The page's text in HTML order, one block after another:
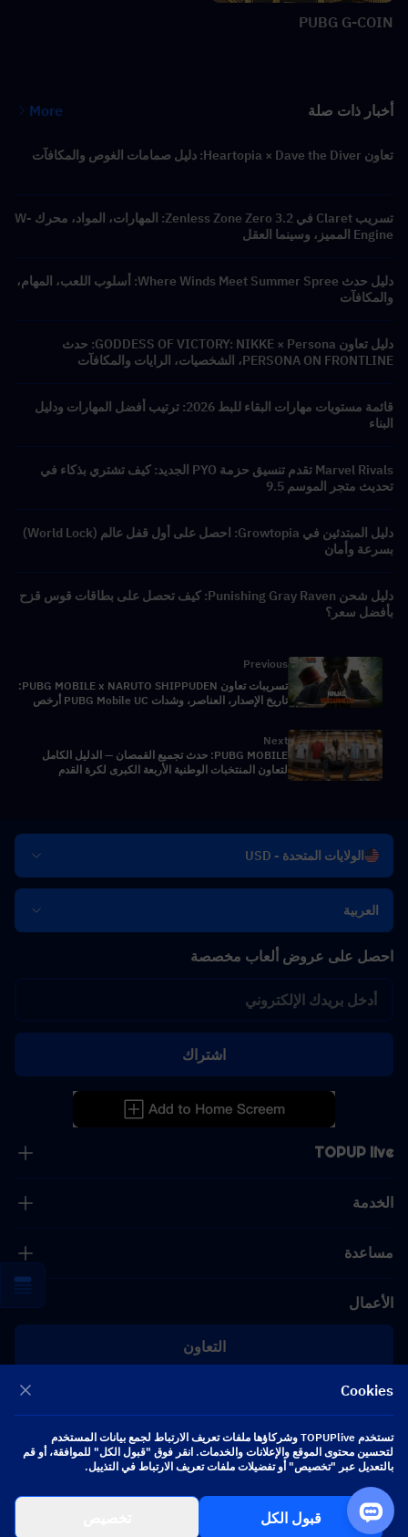
PUBG G-COIN
أخبار ذات صلة More
تعاون Heartopia × Dave the Diver: دليل صمامات الغوص والمكافآت
تسريب Claret في Zenless Zone Zero 3.2: المهارات، المواد، محرك W-
Engine المميز، وسينما العقل
دليل حدث Where Winds Meet Summer Spree: أسلوب اللعب، المهام،
والمكافآت
دليل تعاون GODDESS OF VICTORY: NIKKE × Persona: حدث
PERSONA ON FRONTLINE، الشخصيات، الرايات والمكافآت
قائمة مستويات مهارات البقاء للبط 2026: ترتيب أفضل المهارات ودليل
البناء
Marvel Rivals تقدم تنسيق حزمة PYO الجديد: كيف تشتري بذكاء في
تحديث متجر الموسم 9.5
دليل المبتدئين في Growtopia: احصل على أول قفل عالم (World Lock)
بسرعة وأمان
دليل شحن Punishing Gray Raven: كيف تحصل على بطاقات قوس قزح
بأفضل سعر؟
Previous
تسريبات تعاون PUBG MOBILE x NARUTO SHIPPUDEN:
تاريخ الإصدار، العناصر، وشدات PUBG Mobile UC أرخص
Next
PUBG MOBILE: حدث تجميع القمصان — الدليل الكامل
لتعاون المنتخبات الوطنية الأربعة الكبرى لكرة القدم
الولايات المتحدة - USD
العربية
TOPUP live
الخدمة
مساعدة
الأعمال
التعاون
[email protected]
[email protected]
احصل على عروض ألعاب مخصصة
اشتراك
تابعنا
Copyright 2026 SEA WHALE TECHNOLOGY PTE.LTD. All Rights Reserved.
Cookies
تستخدم TOPUPlive وشركاؤها ملفات تعريف الارتباط لجمع بيانات المستخدم
لتحسين محتوى الموقع والإعلانات والخدمات. انقر فوق "قبول الكل" للموافقة، أو قم
بالتعديل عبر "تخصيص" أو تفضيلات ملفات تعريف الارتباط في التذييل.
قبول الكل